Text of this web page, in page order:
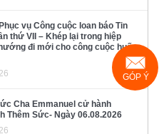
vụ Công cuộc loan báo Tin
thứ VII – Khép lại trong hiệp
đi mới cho công cuộc huấn
Cha Emmanuel cử hành
Thêm Sức- Ngày 06.08.2026
GÓP Ý